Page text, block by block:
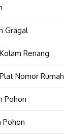
Gragal
Renang
Nomor Rumah
Pohon
Pohon